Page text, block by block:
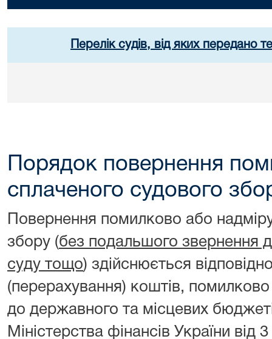
Перелік судів, від яких передано
Порядок повернення
сплаченого судового
Повернення помилково або
збору (без подальшого звернення
суду тощо) здійснюється
(перерахування) коштів,
до державного та місцевих
Міністерства фінансів України